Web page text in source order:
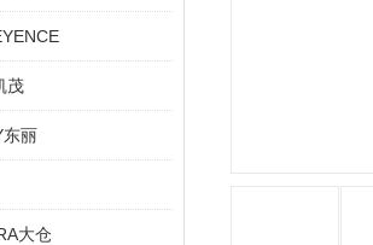
茂
东丽
大仓